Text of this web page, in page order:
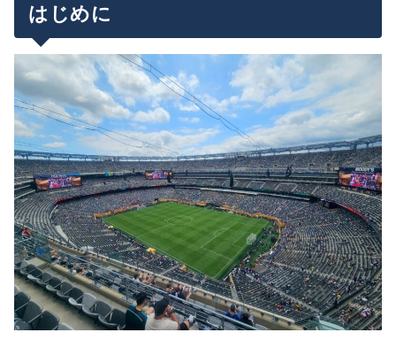
現地観戦記録・スタジアム情報プラットフォーム
「FootyBox」もリリース
FWC2026 Mobile Ticketsアプリのダウンロード
JFAのSupporter Entry TierやCSTチケットの受
け取りタイミングは？他人に分配はできる？
モバイルチケットアプリでできること
同行者へのチケット配布方法
STEP1：アプリで送信したいチケットを選ぶ
STEP2：「Send」から送信画面へ進む
STEP3：同行者のメールアドレスを入力
STEP4：同行者がアプリでチケットを受け取る
モバイルチケットアプリの利用方法・よくある質問
チケットの名義情報は登録・変更が必要？
購入者は本人分含めて全てのチケットを送信でき
る。譲渡機能との違いは？
一度配布したチケットは戻せる？
JFAサポーターエントリーティアは他人に分配で
きる？
チケットのQRコードはいつ表示される？
一つの端末で複数人分のチケットを表示して入場
できる？
スクリーンショットでは入場できないので注意
まとめ
はじめに